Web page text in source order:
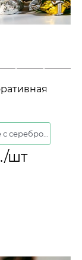
Белое с серебром
шт